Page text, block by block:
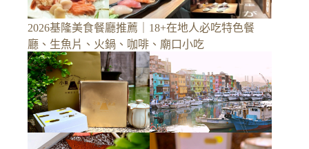
2026基隆美食餐廳推薦｜18+在地人必吃特色餐
廳、生魚片、火鍋、咖啡、廟口小吃